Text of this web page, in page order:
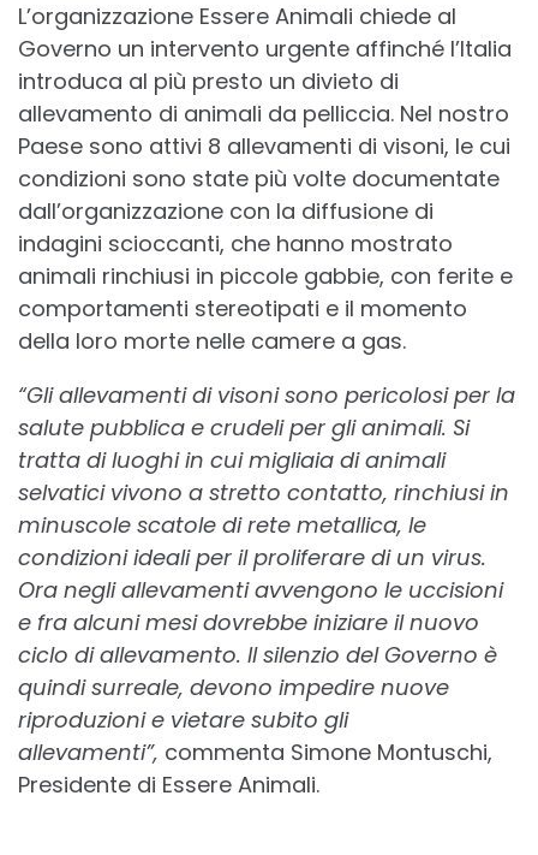
L’organizzazione Essere Animali chiede al
Governo un intervento urgente affinché l’Italia
introduca al più presto un divieto di
allevamento di animali da pelliccia. Nel nostro
Paese sono attivi 8 allevamenti di visoni, le cui
condizioni sono state più volte documentate
dall’organizzazione con la diffusione di
indagini scioccanti, che hanno mostrato
animali rinchiusi in piccole gabbie, con ferite e
comportamenti stereotipati e il momento
della loro morte nelle camere a gas.
“Gli allevamenti di visoni sono pericolosi per la
salute pubblica e crudeli per gli animali. Si
tratta di luoghi in cui migliaia di animali
selvatici vivono a stretto contatto, rinchiusi in
minuscole scatole di rete metallica, le
condizioni ideali per il proliferare di un virus.
Ora negli allevamenti avvengono le uccisioni
e fra alcuni mesi dovrebbe iniziare il nuovo
ciclo di allevamento. Il silenzio del Governo è
quindi surreale, devono impedire nuove
riproduzioni e vietare subito gli
allevamenti”, commenta Simone Montuschi,
Presidente di Essere Animali.